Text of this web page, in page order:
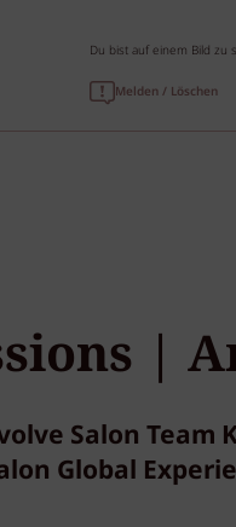
Du bist auf einem Bild zu
Melden / Löschen
|
Salon Team
Global